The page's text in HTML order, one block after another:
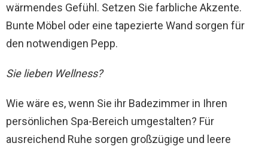
wärmendes Gefühl. Setzen Sie farbliche Akzente.
Bunte Möbel oder eine tapezierte Wand sorgen für
den notwendigen Pepp.
Sie lieben Wellness?
Wie wäre es, wenn Sie ihr Badezimmer in Ihren
persönlichen Spa-Bereich umgestalten? Für
ausreichend Ruhe sorgen großzügige und leere